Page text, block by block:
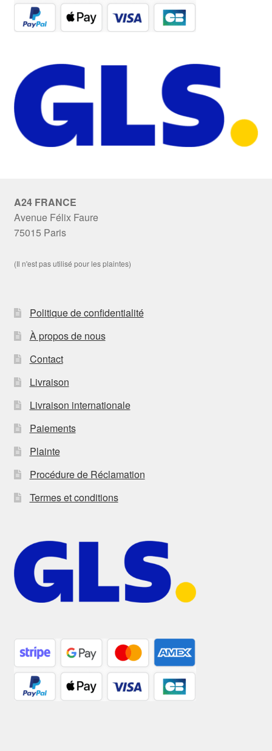
A24 FRANCE
Avenue Félix Faure
75015 Paris
(Il n'est pas utilisé pour les plaintes)
Politique de confidentialité
À propos de nous
Contact
Livraison
Livraison internationale
Paiements
Plainte
Procédure de Réclamation
Termes et conditions